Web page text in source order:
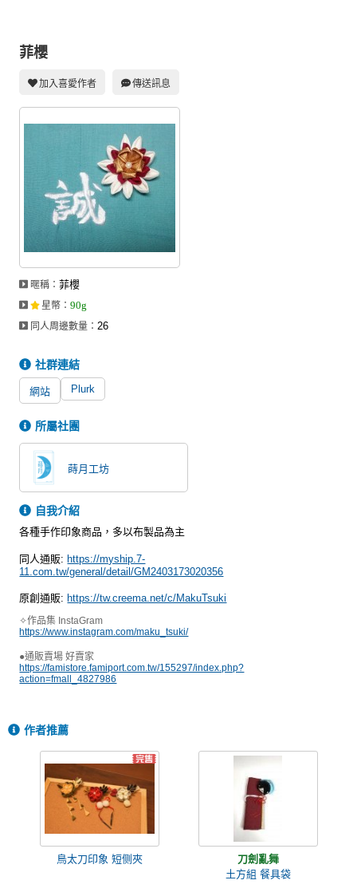
攤位轉讓區
會員功能選單
註冊會員
登入
菲櫻
加入喜愛作者 傳送訊息
暱稱：菲櫻
星幣 ：90g
同人周邊數量：26
社群連結
網站 Plurk
所屬社團
蒔月工坊
自我介紹
各種手作印象商品，多以布製品為主
同人通販: https://myship.7-
11.com.tw/general/detail/GM2403173020356
原創通販: https://tw.creema.net/c/MakuTsuki
✧作品集 InstaGram
https://www.instagram.com/maku_tsuki/
●通販賣場 好賣家
https://famistore.famiport.com.tw/155297/index.php?
action=fmall_4827986
作者推薦
鳥太刀印象 短侧夾
刀劍亂舞
土方組 餐具袋